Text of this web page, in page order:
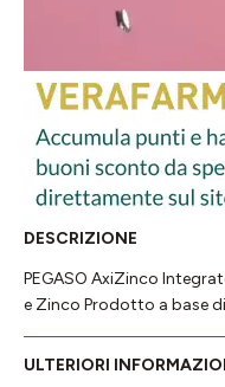
DESCRIZIONE
PEGASO AxiZinco
e Zinco Prodotto a base
ULTERIORI